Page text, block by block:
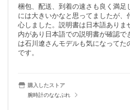
梱包、配送、到着の速さも良く満足
には大きいかなと思ってましたが、
心しました。説明書は日本語ありま
内があり日本語での説明書が確認で
は石川遼さんモデルも気になってた
です。
購入したストア
腕時計のななぷれ